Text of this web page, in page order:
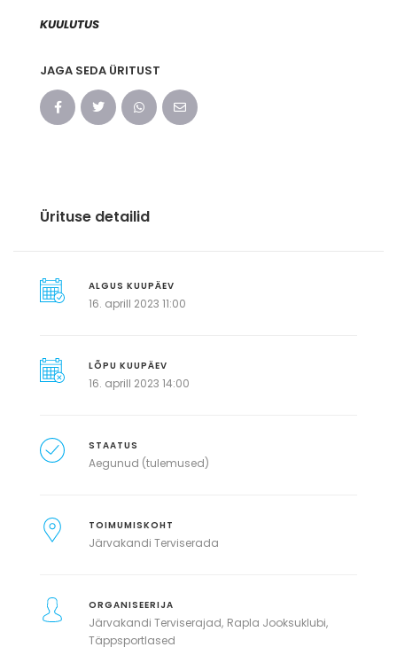
KUULUTUS
JAGA SEDA ÜRITUST
Ürituse detailid
ALGUS KUUPÄEV
16. aprill 2023 11:00
LÕPU KUUPÄEV
16. aprill 2023 14:00
STAATUS
Aegunud (tulemused)
TOIMUMISKOHT
Järvakandi Terviserada
ORGANISEERIJA
Järvakandi Terviserajad Rapla Jooksuklubi
Täppsportlased